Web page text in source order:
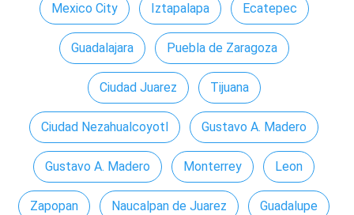
Mexico City Iztapalapa Ecatepec
Guadalajara Puebla de Zaragoza
Ciudad Juarez Tijuana
Ciudad Nezahualcoyotl Gustavo A. Madero
Gustavo A. Madero Monterrey Leon
Zapopan Naucalpan de Juarez Guadalupe